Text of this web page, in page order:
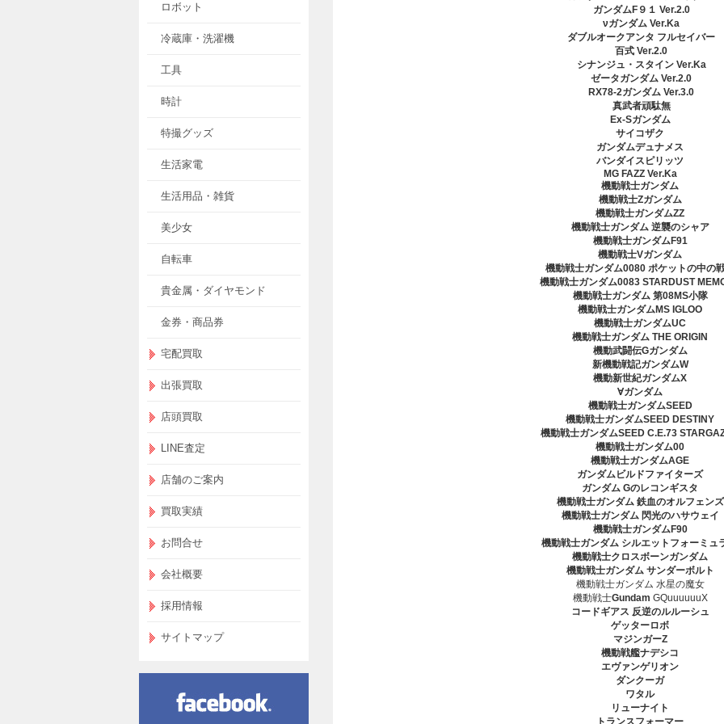
ガンダムF９１ Ver.2.0
νガンダム Ver.Ka
ダブルオークアンタ フルセイバー
百式 Ver.2.0
シナンジュ・スタイン Ver.Ka
ゼータガンダム Ver.2.0
RX78-2ガンダム Ver.3.0
真武者頑駄無
Ex-Sガンダム
サイコザク
ガンダムデュナメス
バンダイスピリッツ
MG FAZZ Ver.Ka
機動戦士ガンダム
機動戦士Zガンダム
機動戦士ガンダムZZ
機動戦士ガンダム 逆襲のシャア
機動戦士ガンダムF91
機動戦士Vガンダム
機動戦士ガンダム0080 ポケットの中の
機動戦士ガンダム0083 STARDUST
機動戦士ガンダム 第08MS小隊
機動戦士ガンダムMS IGLOO
機動戦士ガンダムUC
機動戦士ガンダム THE ORIGIN
機動武闘伝Gガンダム
新機動戦記ガンダムW
機動新世紀ガンダムX
∀ガンダム
機動戦士ガンダムSEED
機動戦士ガンダムSEED DESTINY
機動戦士ガンダムSEED C.E.73
機動戦士ガンダム00
機動戦士ガンダムAGE
ガンダムビルドファイターズ
ガンダム Gのレコンギスタ
機動戦士ガンダム 鉄血のオルフェンズ
機動戦士ガンダム 閃光のハサウェイ
機動戦士ガンダムF90
機動戦士ガンダム シルエットフォーミュ
機動戦士クロスボーンガンダム
機動戦士ガンダム サンダーボルト
機動戦士ガンダム 水星の魔女
機動戦士Gundam GQuuuuuuX
コードギアス 反逆のルルーシュ
ゲッターロボ
マジンガーZ
機動戦艦ナデシコ
エヴァンゲリオン
ダンクーガ
ワタル
リューナイト
トランスフォーマー
ロボット
冷蔵庫・洗濯機
工具
時計
特撮グッズ
生活家電
生活用品・雑貨
美少女
自転車
貴金属・ダイヤモンド
金券・商品券
宅配買取
出張買取
店頭買取
LINE査定
店舗のご案内
買取実績
お問合せ
会社概要
採用情報
サイトマップ